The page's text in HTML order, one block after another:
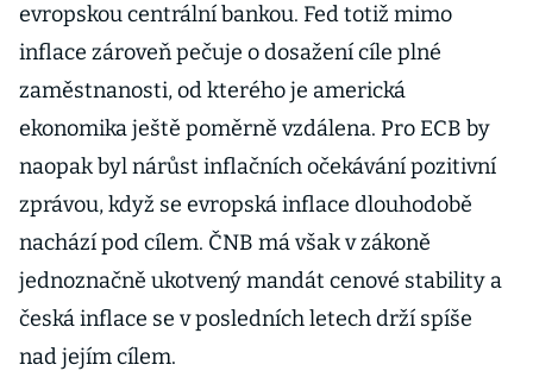
evropskou centrální bankou. Fed totiž mimo
inflace zároveň pečuje o dosažení cíle plné
zaměstnanosti, od kterého je americká
ekonomika ještě poměrně vzdálena. Pro ECB by
naopak byl nárůst inflačních očekávání pozitivní
zprávou, když se evropská inflace dlouhodobě
nachází pod cílem. ČNB má však v zákoně
jednoznačně ukotvený mandát cenové stability a
česká inflace se v posledních letech drží spíše
nad jejím cílem.